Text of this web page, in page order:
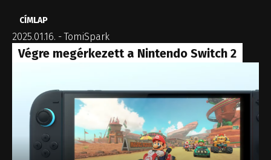
CÍMLAP
2025.01.16. -TomiSpark
Végre megérkezett a Nintendo Switch 2